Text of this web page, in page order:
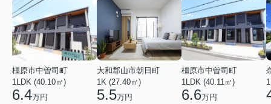
橿原市中曽司町
1LDK (40.10㎡)
6.4万円
大和郡山市朝日町
1K (27.40㎡)
5.5万円
橿原市中曽司町
1LDK (40.11㎡)
6.6万円